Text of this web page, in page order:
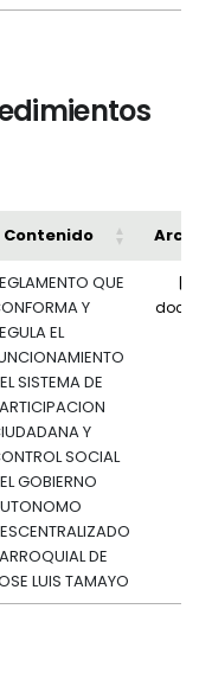
Contenido
QUE
Y
EL
SISTEMA DE
Y
SOCIAL
GOBIERNO
DE
LUIS TAMAYO